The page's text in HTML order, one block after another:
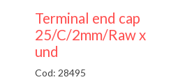
Terminal end cap
25/C/2mm/Raw x
und
Cod: 28495